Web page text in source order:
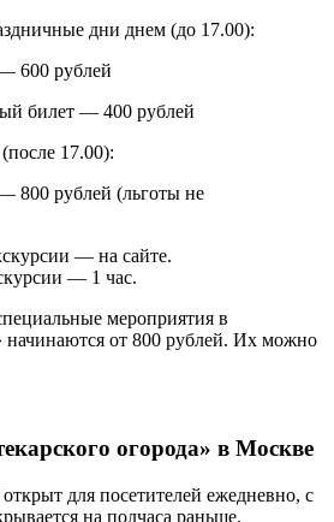
дни днем (до 17.00):
600 рублей
билет — 400 рублей
17.00):
800 рублей (льготы не
— на сайте.
— 1 час.
мероприятия в
начинаются от 800 рублей. Их можно
огорода» в Москве
для посетителей ежедневно, с
на полчаса раньше.